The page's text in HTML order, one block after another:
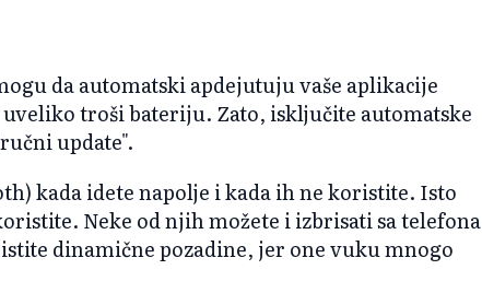
da automatski apdejutuju vaše aplikacije
troši bateriju. Zato, isključite automatske
update".
kada idete napolje i kada ih ne koristite. Isto
Neke od njih možete i izbrisati sa telefona
dinamične pozadine, jer one vuku mnogo